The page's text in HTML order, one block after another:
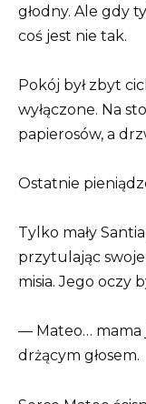
głodny. Ale gdy
coś jest nie tak.
Pokój był zbyt
wyłączone. Na
papierosów, a
Ostatnie
Tylko mały
przytulając
misia. Jego oczy
— Mateo… mama
drżącym głosem.